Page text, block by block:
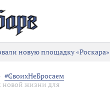
новую площадку «Роскара»
#СвоихНеБросаем
новой жизни для